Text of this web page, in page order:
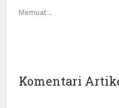
Memuat...
Komentari